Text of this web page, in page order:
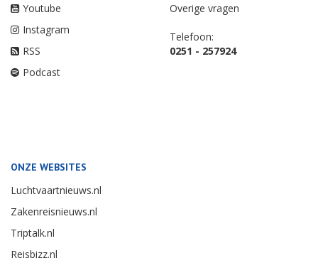
Youtube
Instagram
RSS
Podcast
Overige vragen
Telefoon:
0251 - 257924
ONZE WEBSITES
Luchtvaartnieuws.nl
Zakenreisnieuws.nl
Triptalk.nl
Reisbizz.nl